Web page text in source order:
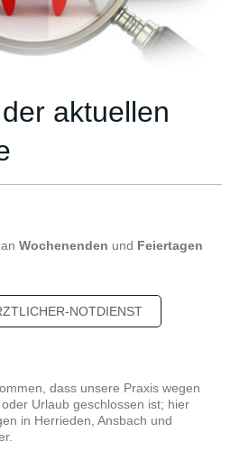
aktuellen
Wochenenden und Feiertagen
NOTDIENST
dass unsere Praxis wegen
Urlaub geschlossen ist; hier
in Herrieden, Ansbach und